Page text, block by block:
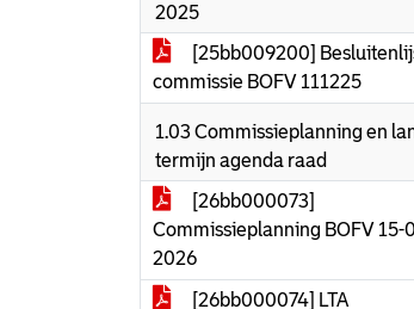
2025
[25bb009200]
commissie BOFV 111225
1.03 Commissieplanning en
termijn agenda raad
[26bb000073]
Commissieplanning BOFV 15-
2026
[26bb000074] LTA